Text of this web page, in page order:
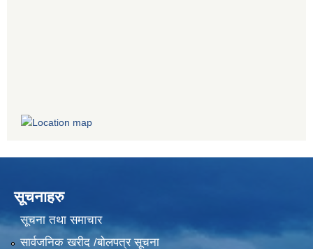
सूचनाहरु
सूचना तथा समाचार
सार्वजनिक खरीद /बोलपत्र सूचना